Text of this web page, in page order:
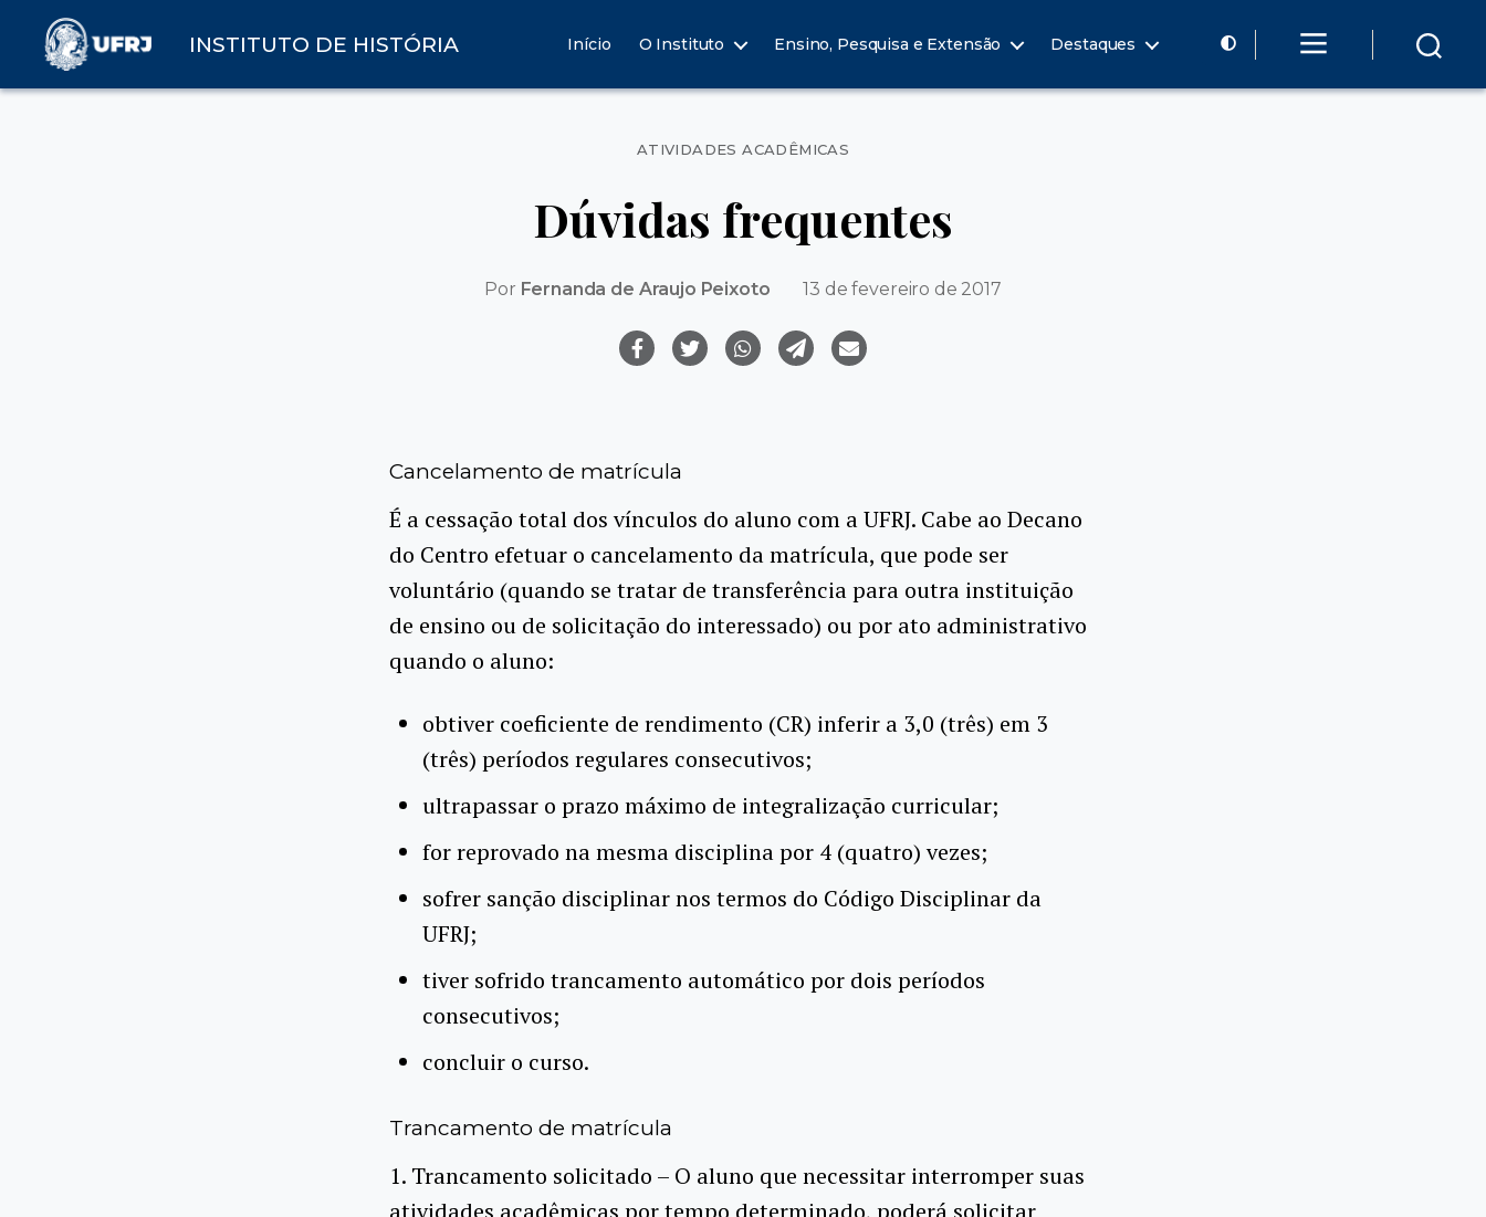
INSTITUTO DE HISTÓRIA Início O Instituto Ensino, Pesquisa e Extensão Destaques
Categorias
ATIVIDADES ACADÊMICAS
Dúvidas frequentes
Por Fernanda de Araujo Peixoto 13 de fevereiro de 2017
Cancelamento de matrícula
É a cessação total dos vínculos do aluno com a UFRJ. Cabe ao Decano
do Centro efetuar o cancelamento da matrícula, que pode ser
voluntário (quando se tratar de transferência para outra instituição
de ensino ou de solicitação do interessado) ou por ato administrativo
quando o aluno:
obtiver coeficiente de rendimento (CR) inferir a 3,0 (três) em 3
(três) períodos regulares consecutivos;
ultrapassar o prazo máximo de integralização curricular;
for reprovado na mesma disciplina por 4 (quatro) vezes;
sofrer sanção disciplinar nos termos do Código Disciplinar da
UFRJ;
tiver sofrido trancamento automático por dois períodos
consecutivos;
concluir o curso.
Trancamento de matrícula
1. Trancamento solicitado – O aluno que necessitar interromper suas
atividades acadêmicas por tempo determinado, poderá solicitar